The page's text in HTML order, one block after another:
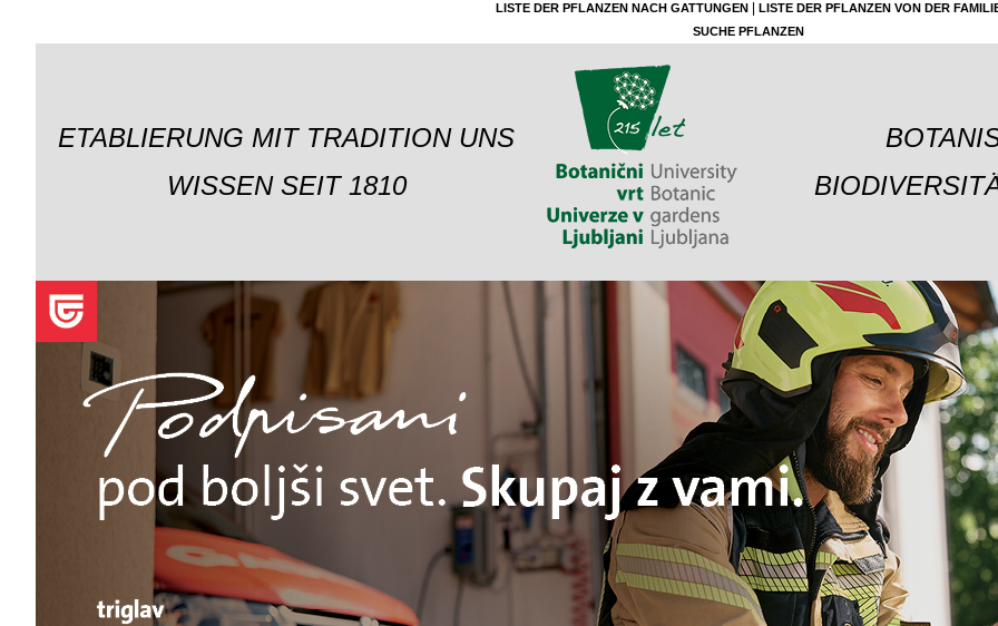
LISTE DER PFLANZEN NACH GATTUNGEN
LISTE DER PFLANZEN VON DER
SUCHE PFLANZEN
ETABLIERUNG MIT TRADITION UNS
WISSEN SEIT 1810